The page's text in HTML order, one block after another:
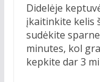
Didelėje
įkaitinkite kelis
sudėkite
minutes, kol
kepkite dar 3